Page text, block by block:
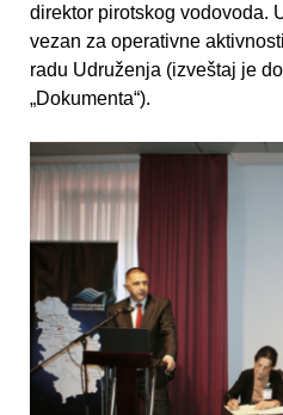
direktor pirotskog vodovoda.
vezan za operativne
radu Udruženja (izveštaj je
„Dokumenta“).